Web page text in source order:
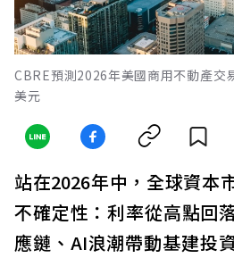
CBRE預測2026年美國商用不動產交
美元
站在2026年中，全球資本
不確定性：利率從高點回
應鏈、AI浪潮帶動基建投